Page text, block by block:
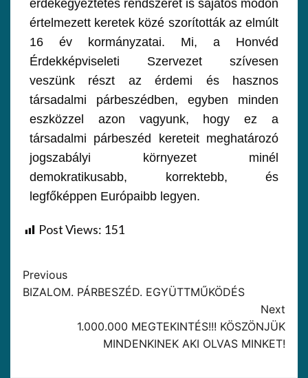
érdekegyeztetés rendszerét is sajátos módon
értelmezett keretek közé szorították az elmúlt
16 év kormányzatai. Mi, a Honvéd
Érdekképviseleti Szervezet szívesen
veszünk részt az érdemi és hasznos
társadalmi párbeszédben, egyben minden
eszközzel azon vagyunk, hogy ez a
társadalmi párbeszéd kereteit meghatározó
jogszabályi környezet minél
demokratikusabb, korrektebb, és
legfőképpen Európaibb legyen.
Post Views: 151
Previous
BIZALOM. PÁRBESZÉD. EGYÜTTMŰKÖDÉS
Next
1.000.000 MEGTEKINTÉS!!! KÖSZÖNJÜK
MINDENKINEK AKI OLVAS MINKET!